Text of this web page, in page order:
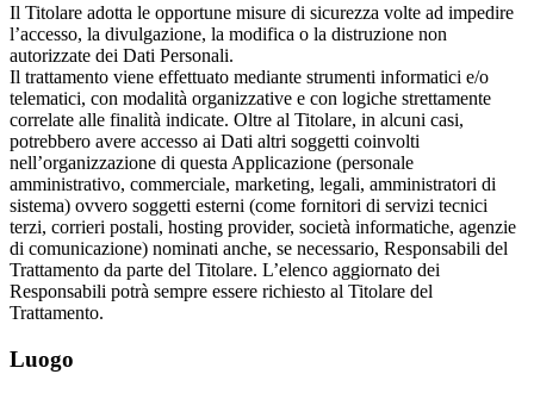
Il Titolare adotta le opportune misure di sicurezza volte ad impedire
l’accesso, la divulgazione, la modifica o la distruzione non
autorizzate dei Dati Personali.
Il trattamento viene effettuato mediante strumenti informatici e/o
telematici, con modalità organizzative e con logiche strettamente
correlate alle finalità indicate. Oltre al Titolare, in alcuni casi,
potrebbero avere accesso ai Dati altri soggetti coinvolti
nell’organizzazione di questa Applicazione (personale
amministrativo, commerciale, marketing, legali, amministratori di
sistema) ovvero soggetti esterni (come fornitori di servizi tecnici
terzi, corrieri postali, hosting provider, società informatiche, agenzie
di comunicazione) nominati anche, se necessario, Responsabili del
Trattamento da parte del Titolare. L’elenco aggiornato dei
Responsabili potrà sempre essere richiesto al Titolare del
Trattamento.
Luogo